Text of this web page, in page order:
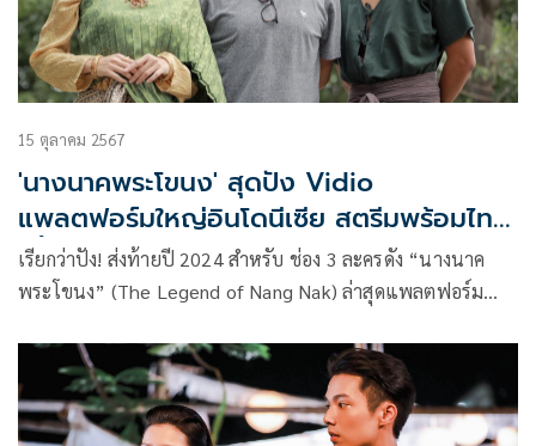
15 ตุลาคม 2567
'นางนาคพระโขนง' สุดปัง Vidio
แพลตฟอร์มใหญ่อินโดนีเซีย สตรีมพร้อมไทย
ครั้งแรก!
เรียกว่าปัง! ส่งท้ายปี 2024 สำหรับ ช่อง 3 ละครดัง “นางนาค
พระโขนง” (The Legend of Nang Nak) ล่าสุดแพลตฟอร์ม
OTT รายใหญ่ที่สุดของประเทศอินโดนีเซีย จับขึ้นสตรีมมิ่งให้
ชาวอินโดนีเซีย ที่มีประชากรมากเป็นอันดับ 4 ของโลก รับชม
พร้อมประเทศไทยเป็นครั้งแรก